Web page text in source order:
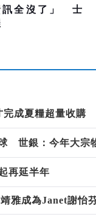
訊全沒了」 士
成夏糧超量收購
世銀：今年大宗
再延半年
雅成為Janet謝怡